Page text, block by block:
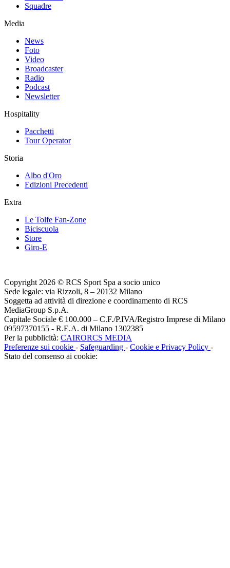
Squadre
Media
News
Foto
Video
Broadcaster
Radio
Podcast
Newsletter
Hospitality
Pacchetti
Tour Operator
Storia
Albo d'Oro
Edizioni Precedenti
Extra
Le Tolfe Fan-Zone
Biciscuola
Store
Giro-E
Copyright 2026 © RCS Sport Spa a socio unico
Sede legale: via Rizzoli, 8 – 20132 Milano
Soggetta ad attività di direzione e coordinamento di RCS
MediaGroup S.p.A.
Capitale Sociale € 100.000 – C.F./P.IVA/Registro Imprese di Milano
09597370155 - R.E.A. di Milano 1302385
Per la pubblicità: CAIRORCS MEDIA
Preferenze sui cookie - Safeguarding - Cookie e Privacy Policy -
Stato del consenso ai cookie: